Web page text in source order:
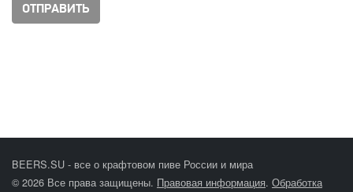
BEERS.SU - все о крафтовом пиве России и мира
© 2026 Все права защищены. Правовая информация. Обработка